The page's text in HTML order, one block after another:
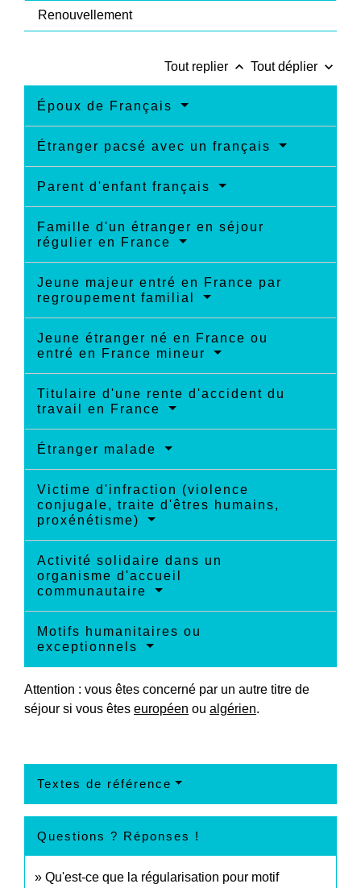
Renouvellement
Tout replier keyboard_arrow_up Tout déplier keyboard_arrow_down
Époux de Français
Étranger pacsé avec un français
Parent d'enfant français
Famille d'un étranger en séjour
régulier en France
Jeune majeur entré en France par
regroupement familial
Jeune étranger né en France ou
entré en France mineur
Titulaire d'une rente d'accident du
travail en France
Étranger malade
Victime d'infraction (violence
conjugale, traite d'êtres humains,
proxénétisme)
Activité solidaire dans un
organisme d'accueil
communautaire
Motifs humanitaires ou
exceptionnels
Attention : vous êtes concerné par un autre titre de
séjour si vous êtes européen ou algérien.
Textes de référence
Questions ? Réponses !
Qu'est-ce que la régularisation pour motif